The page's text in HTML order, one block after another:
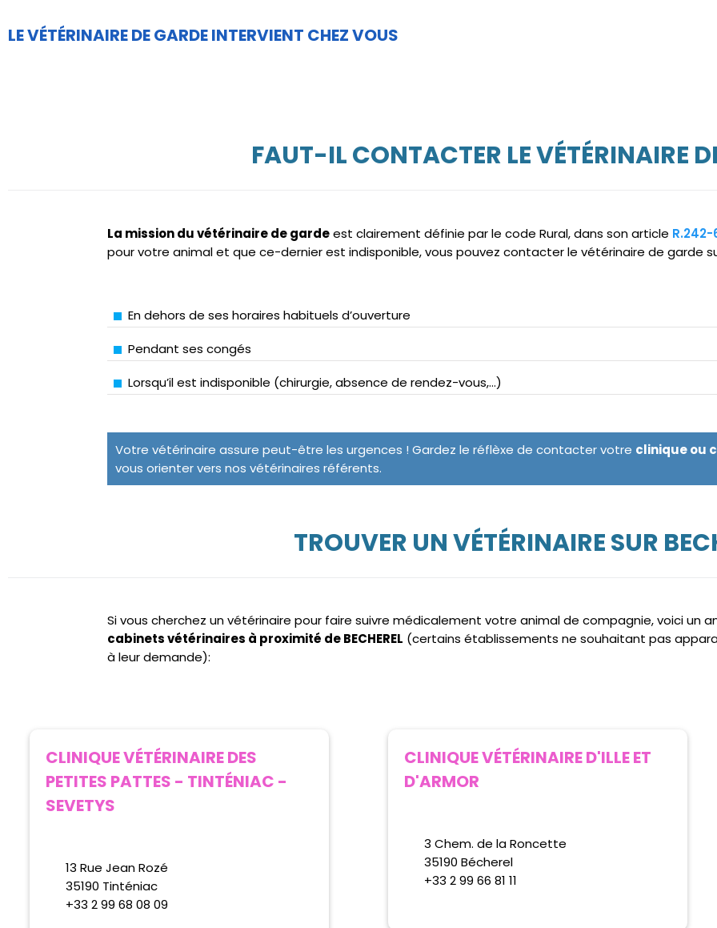
LE VÉTÉRINAIRE DE GARDE INTERVIENT CHEZ VOUS
FAUT-IL CONTACTER LE VÉTÉRINAIRE
La mission du vétérinaire de gardeest clairement définie par le code Rural, dans son article R.242-
pour votre animal et que ce-dernier est indisponible, vous pouvez contacter le vétérinaire de garde sur
En dehors de ses horaires habituels d’ouverture
Pendant ses congés
Lorsqu’il est indisponible (chirurgie, absence de rendez-vous,...)
Votre vétérinaire assure peut-être les urgences ! Gardez le réflèxe de contacter votre clinique ou
vous orienter vers nos vétérinaires référents.
TROUVER UN VÉTÉRINAIRE SUR
Si vous cherchez un vétérinaire pour faire suivre médicalement votre animal de compagnie, voici un
cabinets vétérinaires à proximité de BECHEREL (certains établissements ne souhaitant pas
à leur demande):
CLINIQUE VÉTÉRINAIRE DES
PETITES PATTES - TINTÉNIAC -
SEVETYS
13 Rue Jean Rozé
35190 Tinténiac
+33 2 99 68 08 09
CLINIQUE VÉTÉRINAIRE D'ILLE ET
D'ARMOR
3 Chem. de la Roncette
35190 Bécherel
+33 2 99 66 81 11